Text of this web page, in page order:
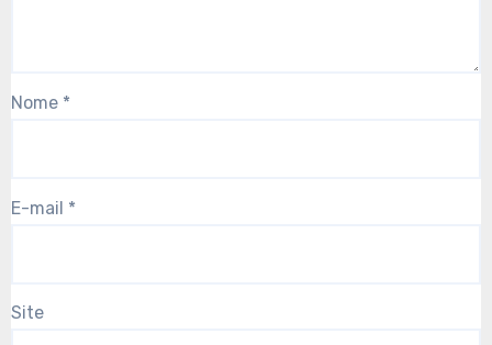
Nome *
E-mail *
Site